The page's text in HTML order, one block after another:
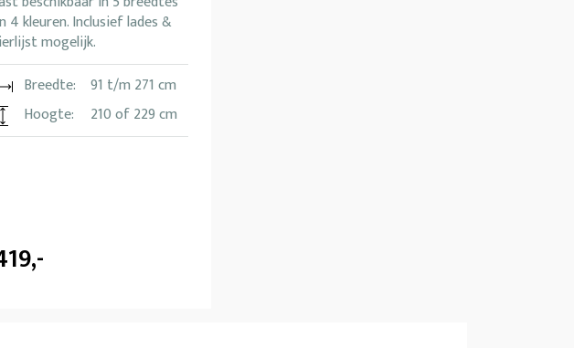
4 kleuren. Inclusief lades &
mogelijk.
Breedte:
91 t/m 271 cm
Hoogte:
210 of 229 cm